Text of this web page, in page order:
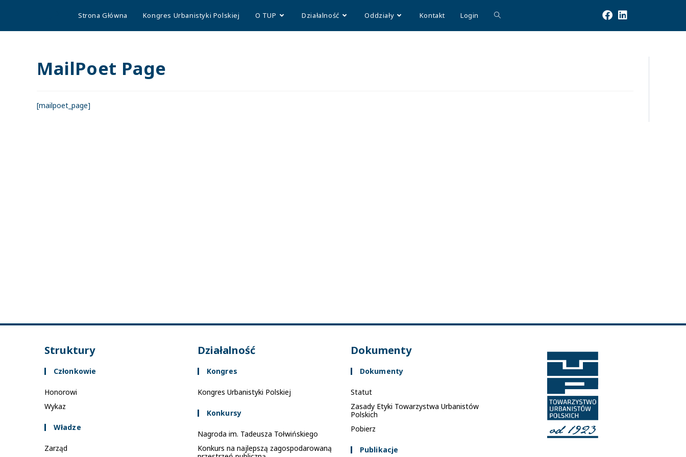
Strona Główna Kongres Urbanistyki Polskiej O TUP Działalność Oddziały Kontakt Login
MailPoet Page
[mailpoet_page]
Struktury
Członkowie
Honorowi
Wykaz
Władze
Zarząd
Działalność
Kongres
Kongres Urbanistyki Polskiej
Konkursy
Nagroda im. Tadeusza Tołwińskiego
Konkurs na najlepszą zagospodarowaną
Dokumenty
Dokumenty
Statut
Zasady Etyki Towarzystwa Urbanistów
Polskich
Pobierz
Publikacje